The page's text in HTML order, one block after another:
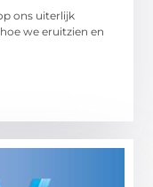
ons uiterlijk
we eruitzien en